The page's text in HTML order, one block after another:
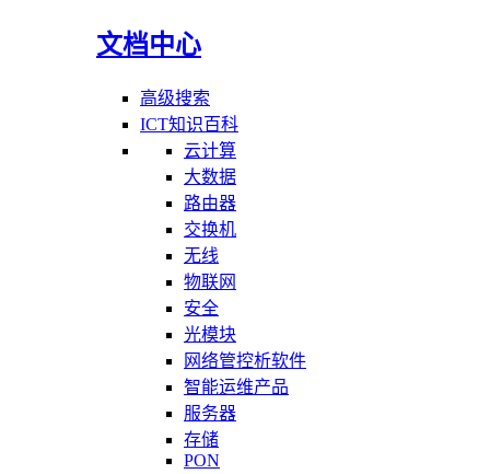
文档中心
高级搜索
ICT知识百科
云计算
大数据
路由器
交换机
无线
物联网
安全
光模块
网络管控析软件
智能运维产品
服务器
存储
PON